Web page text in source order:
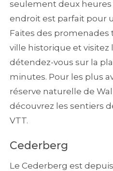
seulement deux heures
endroit est parfait pour
Faites des
ville historique et visitez
détendez-vous sur la
minutes. Pour les plus
réserve naturelle de
découvrez les sentiers
VTT.
Cederberg
Le Cederberg est